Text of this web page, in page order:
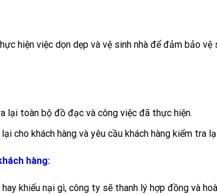
hiện việc dọn dẹp và vệ sinh nhà để đảm bảo vệ
lại toàn bộ đồ đạc và công việc đã thực hiện.
cho khách hàng và yêu cầu khách hàng kiểm tra
hàng:
khiếu nại gì, công ty sẽ thanh lý hợp đồng và